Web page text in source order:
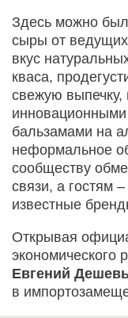
Здесь можно
сыры от
вкус
кваса,
свежую выпечку,
бальзамами на
неформальное
сообществу
связи, а гостям
известные
Открывая
экономического
Евгений
в